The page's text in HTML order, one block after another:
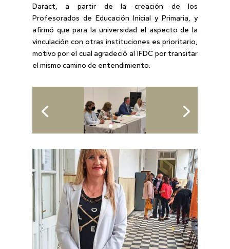
Daract, a partir de la creación de los
Profesorados de Educación Inicial y Primaria, y
afirmó que para la universidad el aspecto de la
vinculación con otras instituciones es prioritario,
motivo por el cual agradeció al IFDC por transitar
el mismo camino de entendimiento.